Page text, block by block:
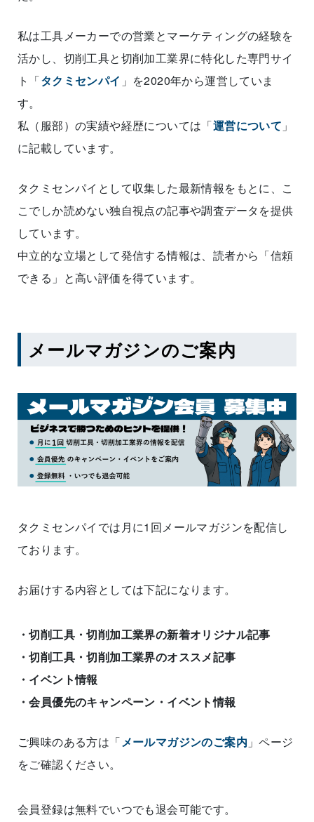
私は工具メーカーでの営業とマーケティングの経験を
活かし、切削工具と切削加工業界に特化した専門サイ
ト「タクミセンパイ 」を2020年から運営していま
す。
私（服部）の実績や経歴については「運営について 」
に記載しています。
タクミセンパイとして収集した最新情報をもとに、こ
こでしか読めない独自視点の記事や調査データを提供
しています。
中立的な立場として発信する情報は、読者から「信頼
できる」と高い評価を得ています。
メールマガジンのご案内
タクミセンパイでは月に1回メールマガジンを配信し
ております。
お届けする内容としては下記になります。
・切削工具・切削加工業界の新着オリジナル記事
・切削工具・切削加工業界のオススメ記事
・イベント情報
・会員優先のキャンペーン・イベント情報
ご興味のある方は「メールマガジンのご案内 」ページ
をご確認ください。
会員登録は無料でいつでも退会可能です。